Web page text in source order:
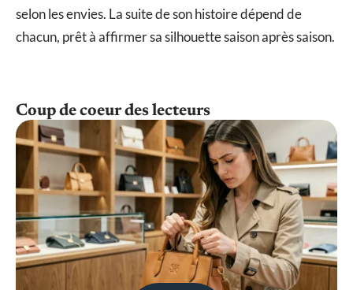
selon les envies. La suite de son histoire dépend de
chacun, prêt à affirmer sa silhouette saison après saison.
Coup de coeur des lecteurs